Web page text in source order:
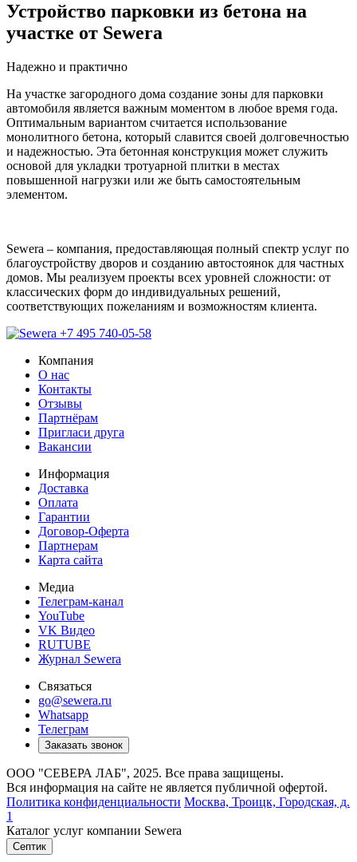
Устройство парковки из бетона на
участке от Sewera
Надежно и практично
На участке загородного дома создание зоны для парковки
автомобиля является важным моментом в любое время года.
Оптимальным вариантом считается использование
монолитного бетона, который славится своей долговечностью
и надежностью. Эта бетонная конструкция может служить
основой для укладки тротуарной плитки в местах
повышенной нагрузки или же быть самостоятельным
элементом.
Sewera – компания, предоставляющая полный спектр услуг по
благоустройству дворов и созданию автостоянок для частных
домов. Мы реализуем проекты всех уровней сложности: от
классических форм до индивидуальных решений,
соответствующих пожеланиям и возможностям клиента.
+7 495 740-05-58
Компания
О нас
Контакты
Отзывы
Партнёрам
Пригласи друга
Вакансии
Информация
Доставка
Оплата
Гарантии
Договор-Оферта
Партнерам
Карта сайта
Медиа
Телеграм-канал
YouTube
VK Видео
RUTUBE
Журнал Sewera
Связаться
go@sewera.ru
Whatsapp
Телеграм
Заказать звонок
ООО "СЕВЕРА ЛАБ", 2025. Все права защищены.
Вся информация на сайте не является публичной офертой.
Политика конфиденциальности Москва, Троицк, Городская, д.
1
Каталог услуг компании Sewera
Септик